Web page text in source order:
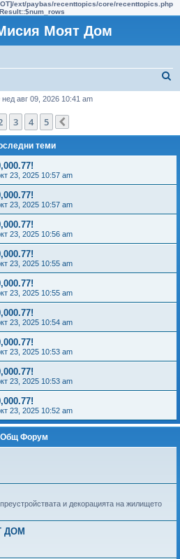
ext/paybas/recenttopics/core/recenttopics.php
Моят Дом
авг 09, 2026 10:41 am
3 4 5
теми
23, 2025 10:57 am
23, 2025 10:57 am
23, 2025 10:56 am
23, 2025 10:55 am
23, 2025 10:55 am
23, 2025 10:54 am
23, 2025 10:53 am
23, 2025 10:53 am
23, 2025 10:52 am
Общ Форум
и декорацията на жилището
ДОМ